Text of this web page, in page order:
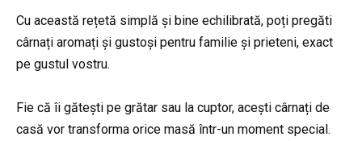
Cu această rețetă simplă și bine echilibrată, poți pregăti
cârnați aromați și gustoși pentru familie și prieteni, exact
pe gustul vostru.
Fie că îi gătești pe grătar sau la cuptor, acești cârnați de
casă vor transforma orice masă într-un moment special.